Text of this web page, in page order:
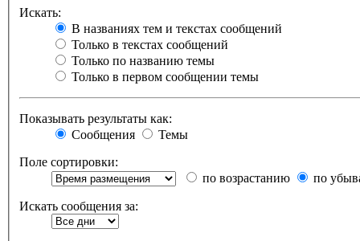
Искать:
В названиях тем и текстах сообщений
Только в текстах сообщений
Только по названию темы
Только в первом сообщении темы
Показывать результаты как:
Сообщения
Темы
Поле сортировки:
по возрастанию
по
Искать сообщения за: